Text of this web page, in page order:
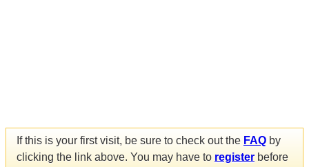
If this is your first visit, be sure to check out the FAQ by
clicking the link above. You may have to register before